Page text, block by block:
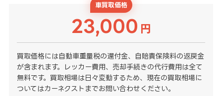
車買取価格
23,000 円
買取価格には自動車重量税の還付金、自賠責保険料の返戻金
が含まれます。レッカー費用、売却手続きの代行費用は全て
無料です。買取相場は日々変動するため、現在の買取相場に
ついてはカーネクストまでお問い合わせください。